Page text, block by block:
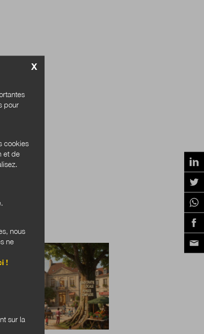
X
pour
cookies
et de
nous
ne
!
sur la